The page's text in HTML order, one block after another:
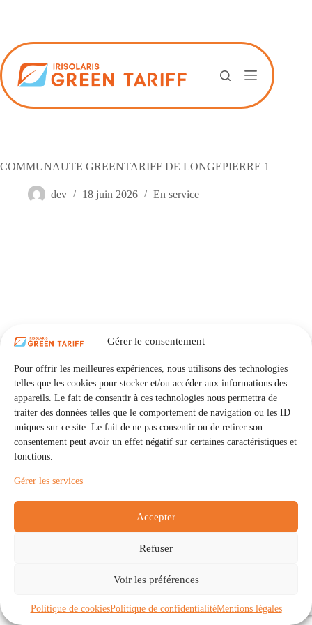
Gérer le consentement
Pour offrir les meilleures expériences, nous utilisons des technologies
telles que les cookies pour stocker et/ou accéder aux informations des
appareils. Le fait de consentir à ces technologies nous permettra de
traiter des données telles que le comportement de navigation ou les ID
uniques sur ce site. Le fait de ne pas consentir ou de retirer son
consentement peut avoir un effet négatif sur certaines caractéristiques et
fonctions.
Gérer les services
Accepter
Refuser
Voir les préférences
Politique de cookiesPolitique de confidentialitéMentions légales
COMMUNAUTE GREENTARIFF DE LONGEPIERRE 1
dev 18 juin 2026 En service
Communautés
À propos
Politique de cookies (UE)